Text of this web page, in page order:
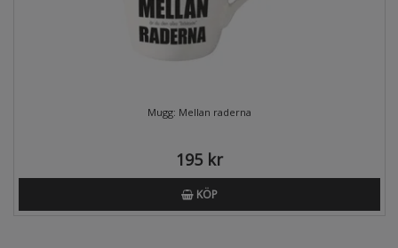
Mugg: Mellan raderna
195 kr
KÖP